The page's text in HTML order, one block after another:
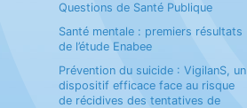
Questions de Santé Publique
Santé mentale : premiers résultats
de l’étude Enabee
Prévention du suicide : VigilanS, un
dispositif efficace face au risque
de récidives des tentatives de